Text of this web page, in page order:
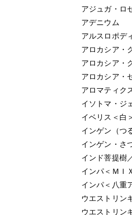
アジュガ・ロ
アデニウム
アルスロポデ
アロカシア・
アロカシア・
アロカシア・
アロマティク
イソトマ・ジ
イベリス＜白
インゲン（つ
インゲン・さ
インド菩提樹
インパ＜ＭＩ
インパ＜八重
ウエストリン
ウエストリン